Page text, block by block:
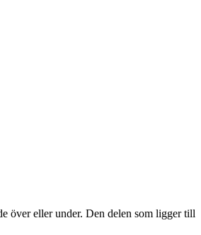
över eller under. Den delen som ligger till